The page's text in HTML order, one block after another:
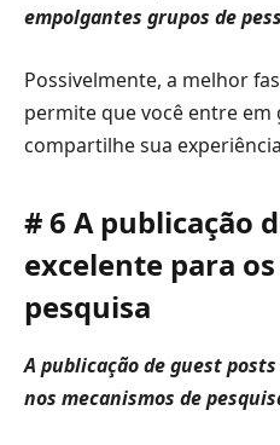
empolgantes grupos de
Possivelmente, a melhor
permite que você entre
compartilhe sua
# 6 A publicação
excelente para
pesquisa
A publicação de guest
nos mecanismos de